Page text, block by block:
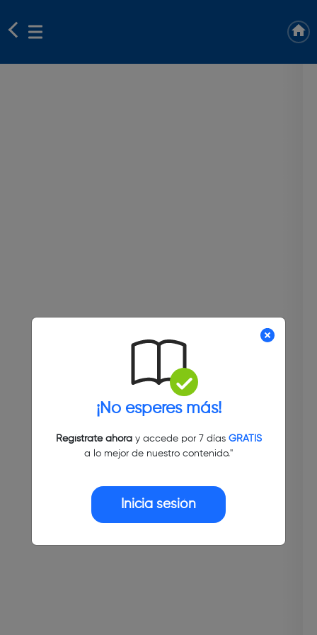
¡No esperes más!
Regístrate ahoray accede por 7 días GRATIS
a lo mejor de nuestro contenido."
Inicia sesión